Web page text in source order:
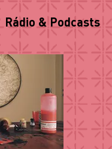
Rádio & Podcasts